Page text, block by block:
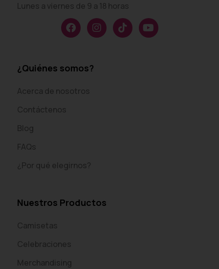
Lunes a viernes de 9 a 18 horas
¿Quiénes somos?
Acerca de nosotros
Contáctenos
Blog
FAQs
¿Por qué elegirnos?
Nuestros Productos
Camisetas
Celebraciones
Merchandising